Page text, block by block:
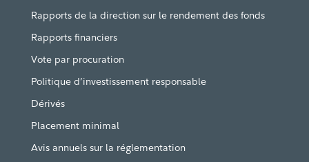
Rapports de la direction sur le rendement des fonds
Rapports financiers
Vote par procuration
Politique d’investissement responsable
Dérivés
Placement minimal
Avis annuels sur la réglementation